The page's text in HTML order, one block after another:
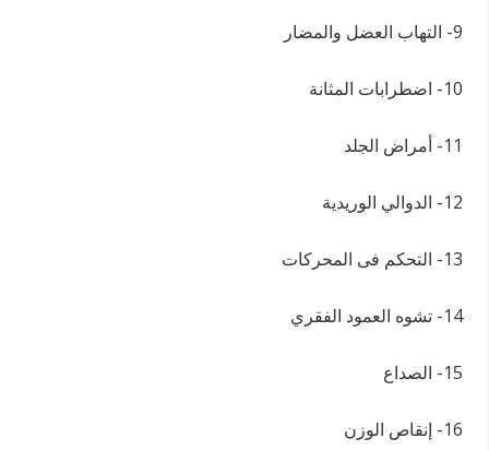
9- التهاب العضل والمضار
10- اضطرابات المثانة
11- أمراض الجلد
12- الدوالي الوريدية
13- التحكم فى المحركات
14- تشوه العمود الفقري
15- الصداع
16- إنقاص الوزن